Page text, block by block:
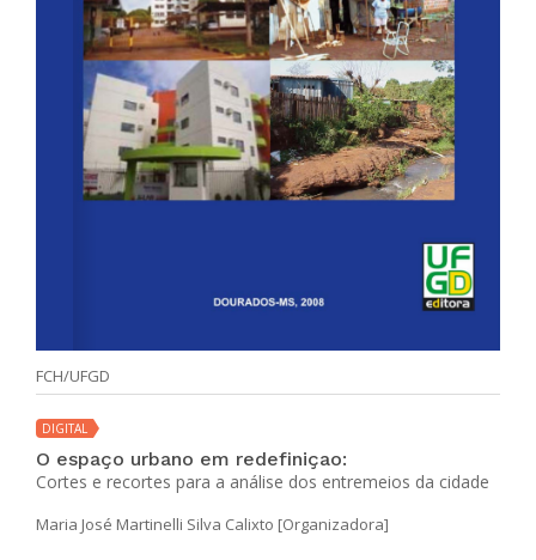
FCH/UFGD
DIGITAL
O espaço urbano em redefiniçao:
Cortes e recortes para a análise dos entremeios da cidade
Maria José Martinelli Silva Calixto [Organizadora]